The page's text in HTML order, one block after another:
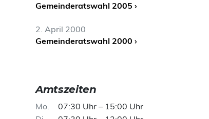
Gemeinderatswahl 2005 ›
2. April 2000
Gemeinderatswahl 2000 ›
Amtszeiten
Mo
07:30 Uhr – 15:00 Uhr